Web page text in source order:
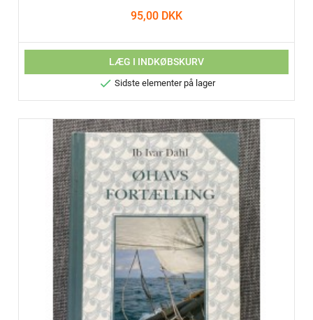
95,00 DKK
LÆG I INDKØBSKURV
 Sidste elementer på lager